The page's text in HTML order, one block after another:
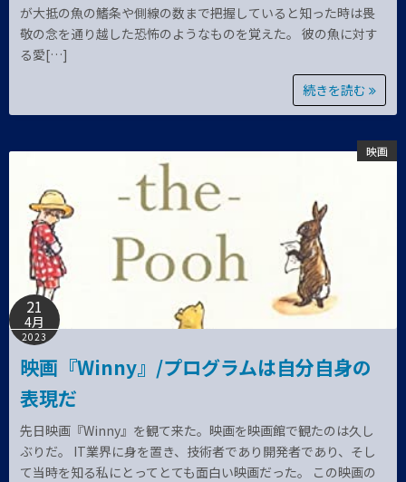
が大抵の魚の鰭条や側線の数まで把握していると知った時は畏
敬の念を通り越した恐怖のようなものを覚えた。 彼の魚に対す
る愛[…]
続きを読む
映画
21
4月
2023
映画『Winny』/プログラムは自分自身の
表現だ
先日映画『Winny』を観て来た。映画を映画館で観たのは久し
ぶりだ。 IT業界に身を置き、技術者であり開発者であり、そし
て当時を知る私にとってとても面白い映画だった。 この映画の